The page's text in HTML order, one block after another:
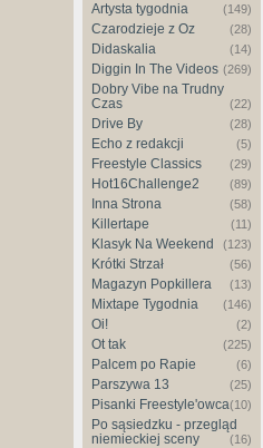
Artysta tygodnia (149)
Czarodzieje z Oz (28)
Didaskalia (14)
Diggin In The Videos (269)
Dobry Vibe na Trudny
Czas
(22)
Drive By (28)
Echo z redakcji (5)
Freestyle Classics (29)
Hot16Challenge2 (89)
Inna Strona (58)
Killertape (11)
Klasyk Na Weekend (123)
Krótki Strzał (56)
Magazyn Popkillera (13)
Mixtape Tygodnia (146)
Oi! (2)
Ot tak (225)
Palcem po Rapie (6)
Parszywa 13 (25)
Pisanki Freestyle'owca(10)
Po sąsiedzku - przegląd
niemieckiej sceny
(16)